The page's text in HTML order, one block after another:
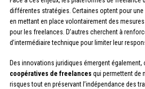
différentes stratégies. Certaines optent pour
en mettant en place volontairement des
pour les freelances. D’autres cherchent à
d’intermédiaire technique pour limiter leur
Des innovations juridiques émergent
coopératives de freelances qui permettent de
risques tout en préservant l’indépendance des